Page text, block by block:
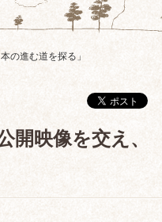
進む道を探る」
映像を交え、